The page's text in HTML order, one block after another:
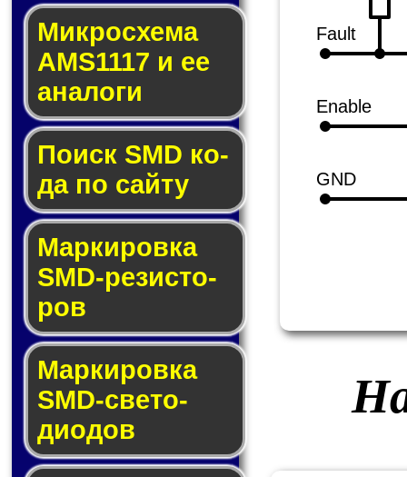
Микросхема
AMS1117 и ее
ана­ло­ги
Поиск SMD ко­
да по сай­ту
Маркировка
SMD-ре­зис­то­
ров
Маркировка
SMD-све­то­
дио­дов
GND
Enable
Fault